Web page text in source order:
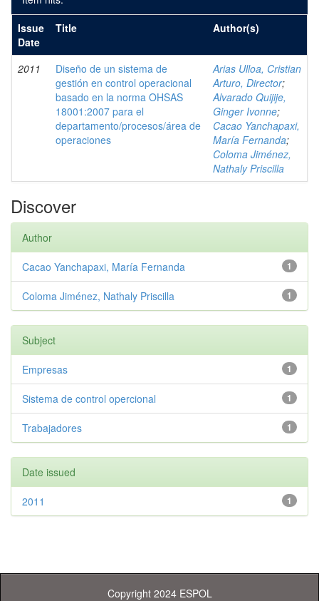
Issue
Date
Title Author(s)
2011
Diseño de un sistema de
gestión en control operacional
basado en la norma OHSAS
18001:2007 para el
departamento/procesos/área de
operaciones
Arias Ulloa, Cristian
Arturo, Director;
Alvarado Quijije,
Ginger Ivonne;
Cacao Yanchapaxi,
María Fernanda;
Coloma Jiménez,
Nathaly Priscilla
Discover
Author
1
Cacao Yanchapaxi, María Fernanda
1
Coloma Jiménez, Nathaly Priscilla
Subject
1
Empresas
1
Sistema de control opercional
1
Trabajadores
Date issued
1
2011
Copyright 2024 ESPOL